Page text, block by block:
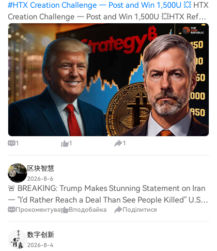
# HTX Creation Challenge — Post and Win 1,500U 💥 HTX
Creation Challenge — Post and Win 1,500U 💥HTX Refer
And Earn Discuss Hot Assets , Enter the Lucky Draw
MicroStrategy to Match Trump Account Seed Funding for
ChildrenMicroStrategy joins the Invest
1 1 1
区块智慧
2026-8-6
🚨 BREAKING: Trump Makes Stunning Statement on Iran
— "I'd Rather Reach a Deal Than See People Killed" U.S.
President Donald #TRUMP said he would prefer to reach
Прокоментувати Вподобайка Поділитися
数字创新
2026-8-4